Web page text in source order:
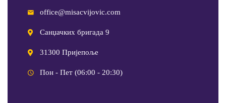
office@misacvijovic.com
Санџачких бригада 9
31300 Пријепоље
Пон - Пет (06:00 - 20:30)